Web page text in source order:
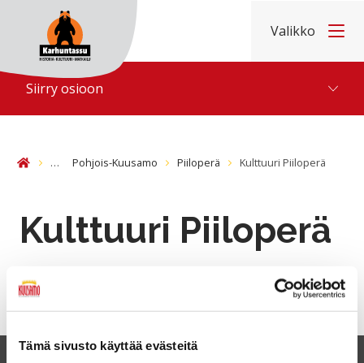
Tämä sivusto käyttää evästeitä
Hyppää sisältöön
Etusivu
Valikko
Siirry osioon
Etusivu… Pohjois-Kuusamo Piiloperä Kulttuuri Piiloperä
Kulttuuri Piiloperä